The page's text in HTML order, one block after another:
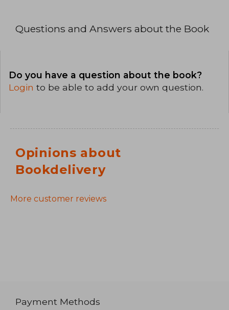
Questions and Answers about the Book
Do you have a question about the book?
Login to be able to add your own question.
Opinions about
Bookdelivery
More customer reviews
Payment Methods